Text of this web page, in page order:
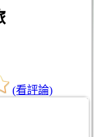
(看評論)